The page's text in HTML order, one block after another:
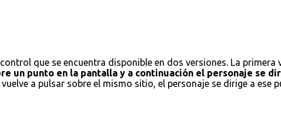
que se encuentra disponible en dos versiones. La primera
un punto en la pantalla y a continuación el personaje se
a pulsar sobre el mismo sitio, el personaje se dirige a ese